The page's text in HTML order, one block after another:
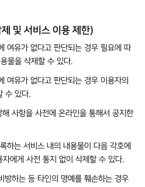
및 서비스 이용 제한)
여유가 없다고 판단되는 경우 필요에 따
물을 삭제할 수 있다.
여유가 없다고 판단되는 경우 이용자의
수 있다.
사항을 사전에 온라인을 통해서 공지한
하는 서비스 내의 내용물이 다음 각호에
에게 사전 통지 없이 삭제할 수 있다.
하는 등 타인의 명예를 훼손하는 경우